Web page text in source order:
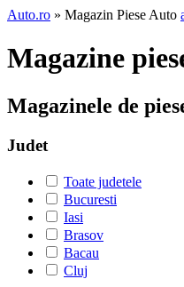
Auto.ro » Magazin Piese Auto
Magazine
Magazinele de
Judet
Toate judetele
Bucuresti
Iasi
Brasov
Bacau
Cluj